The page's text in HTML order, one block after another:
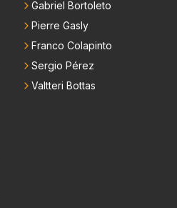
Gabriel Bortoleto
Pierre Gasly
Franco Colapinto
Sergio Pérez
Valtteri Bottas